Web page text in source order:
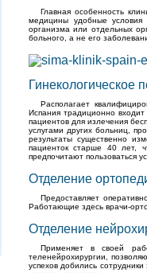
Главная особенность
медицины удобные условия
организма или отдельных
больного, а не его
Гинекологическое
Располагает
Испания традиционно
пациентов для излечения
услугами других больниц,
результаты существенно
пациенток старше 40 лет,
предпочитают пользоваться
Отделение
Предоставляет
Работающие здесь врачи-
Отделение
Применяет в своей
теленейрохирургии,
успехов добились